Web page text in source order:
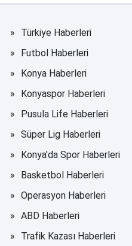
Türkiye Haberleri
Futbol Haberleri
Konya Haberleri
Konyaspor Haberleri
Pusula Life Haberleri
Süper Lig Haberleri
Konya'da Spor Haberleri
Basketbol Haberleri
Operasyon Haberleri
ABD Haberleri
Trafik Kazası Haberleri